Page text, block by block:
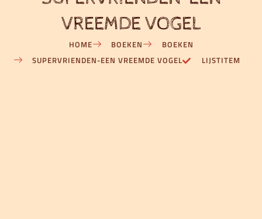
VREEMDE VOGEL
HOME BOEKEN
BOEKEN
SUPERVRIENDEN-EEN VREEMDE VOGEL
LIJSTITEM